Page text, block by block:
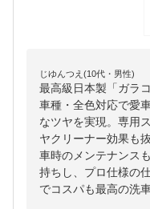
じゆんつえ(10代・男性)
最高級日本製「ガラ
車種・全色対応で愛
なツヤを実現。専用
ヤクリーナー効果も
車時のメンテナンス
持ちし、プロ仕様の
でコスパも最高の洗